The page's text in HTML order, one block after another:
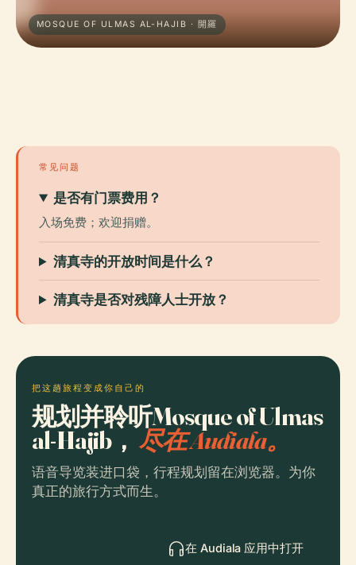
MOSQUE OF ULMAS AL-HAJIB · 開羅
常见问题
是否有门票费用？
入场免费；欢迎捐赠。
清真寺的开放时间是什么？
清真寺是否对残障人士开放？
把这趟旅程变成你自己的
规划并聆听Mosque of Ulmas
al-Hajib，尽在 Audiala。
语音导览装进口袋，行程规划留在浏览器。为你
真正的旅行方式而生。
在 Audiala 应用中打开